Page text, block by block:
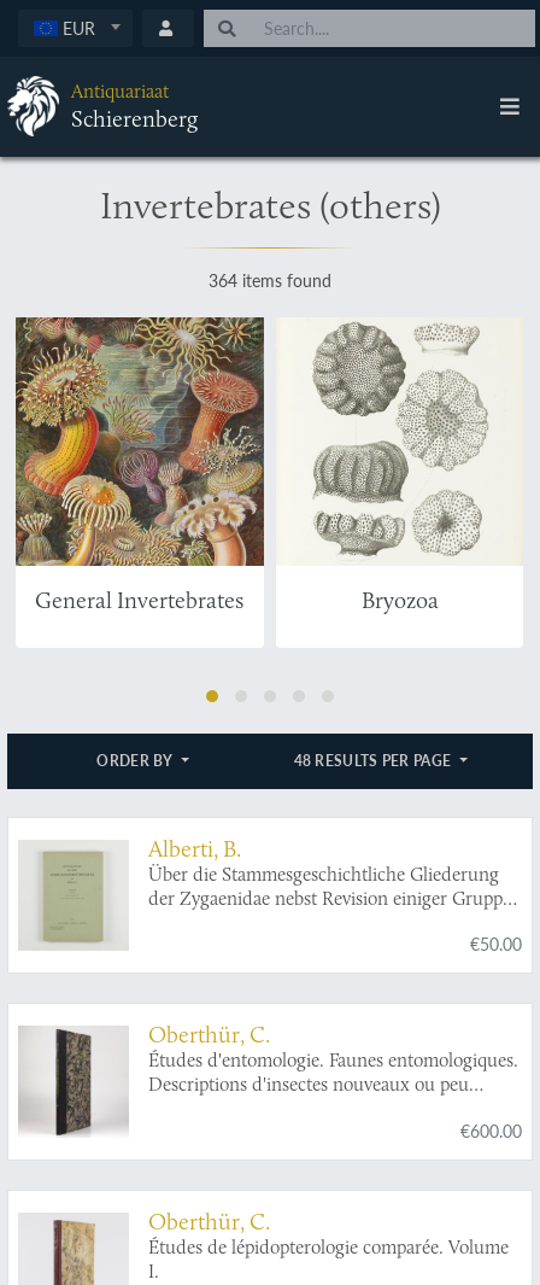
EUR
Antiquariaat
Schierenberg
Invertebrates (others)
364 items found
General Invertebrates Bryozoa
ORDER BY 48 RESULTS PER PAGE
Alberti, B.
Über die Stammesgeschichtliche Gliederung
der Zygaenidae nebst Revision einiger Gruppen
€50.00
Oberthür, C.
Études d'entomologie. Faunes entomologiques.
Descriptions d'insectes nouveaux ou peu
€600.00
Oberthür, C.
Études de lépidopterologie comparée. Volume
I.